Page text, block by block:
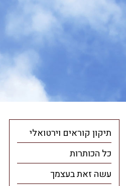
תיקון קוראים וירטואלי
כל הכותרות
עשה זאת בעצמך